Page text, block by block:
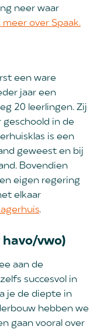
neer waar
meer over Spaak.
een ware
jaar een
20 leerlingen. Zij
in de
is een
geweest en bij
Bovendien
eigen regering
elkaar
.
vwo)
aan de
succesvol in
je de diepte in
hebben we
gaan vooral over